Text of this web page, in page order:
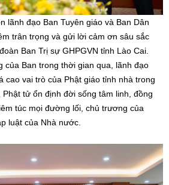
lãnh đạo Ban Tuyên giáo và Ban Dân
trân trọng và gửi lời cảm ơn sâu sắc
Ban Trị sự GHPGVN tỉnh Lào Cai.
của Ban trong thời gian qua, lãnh đạo
cao vai trò của Phật giáo tỉnh nhà trong
tử ổn định đời sống tâm linh, đồng
túc mọi đường lối, chủ trương của
luật của Nhà nước.